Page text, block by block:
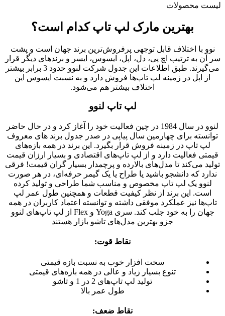
لیست محصولات
بهترین مارک لپ تاپ کدام است؟
نوو با اختلاف قابل توجهی پرفروش‌ترین برند جهان است و پشت
سر آن به ترتیب اچ پی، دل، اپل، ایسوس، ایسر و برندهای دیگر قرار
می‌گیرند. طبق اطلاعات این جدول شرکت لنوو حدود 3 برابر بیشتر
از اپل در زمینه لپ تاپ‌ها فروش دارد و به نسبت ایسوس این
اختلاف بیشتر هم می‌شود.
لپ تاپ لنوو
لنوو در سال 1984 در چین فعالیت خود را آغاز کرد و در حال حاضر
توانسته برای چهارمین سال پیاپی در صدر جدول برند های معروف
لپ تاپ در زمینه فروش قرار بگیرد. این برند در همه بازه‌های
قیمتی فعالیت دارد و از لپ تاپ‌های اقتصادی و بسیار ارزان قیمت
تولید می‌کند تا مدل‌های بالارده و پرچمدار بسیار گران قیمت! فرقی
ندارد که دانشجو باشید یا طراح یا یک گیمر حرفه‌ای، در هر صورت
لنوو یک لپ تاپ مخصوص و مناسب شما طراحی و تولید کرده
است. این برند از نظر کیفیت قطعات و همچنین طول عمر لپ
تاپ‌ها نیز عملکرد موفقی داشته و توانسته اعتماد کاربران در همه
جهان را به خود جلب کند. سری Yoga و Flex از لپ تاپ‌های لنوو
جزو بهترین مدل‌های تاشو بازار هستند
نقاط قوت:
سخت افزار خوب به نسبت بازه قیمتی
تنوع بسیار زیاد و عالی در همه بازه‌های قیمتی
تولید لپ تاپ‌های 2 در 1 و تاشو
طول عمر بالا
نقاط ضعف: